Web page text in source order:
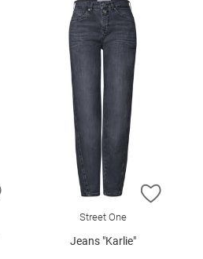
ZUR WUNSCHLISTE HINZUFÜGEN
ZUR
Street One
Jeans "Karlie"